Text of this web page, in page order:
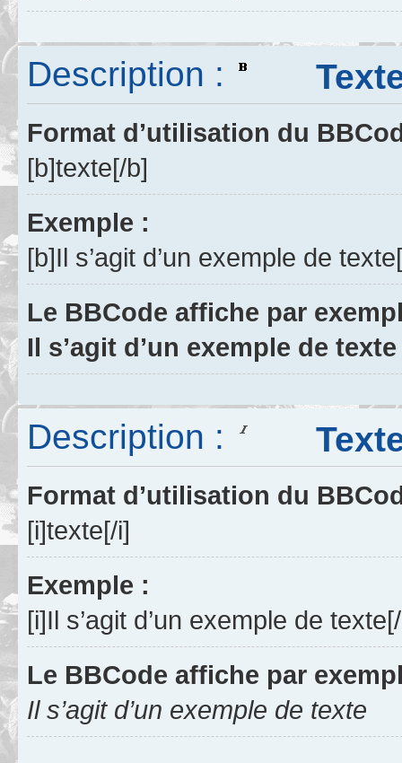
Description : Texte
Format d’utilisation du
[b]texte[/b]
Exemple :
[b]Il s’agit d’un exemple de
Le BBCode affiche par
Il s’agit d’un exemple de texte
Description : Texte
Format d’utilisation du
[i]texte[/i]
Exemple :
[i]Il s’agit d’un exemple de
Le BBCode affiche par
Il s’agit d’un exemple de texte